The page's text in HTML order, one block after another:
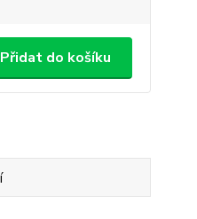
Přidat do košíku